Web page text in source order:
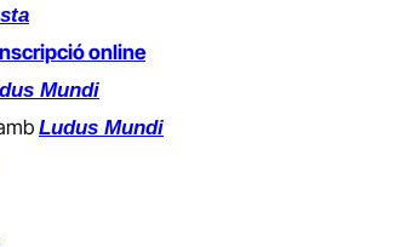
online
Mundi
Ludus Mundi